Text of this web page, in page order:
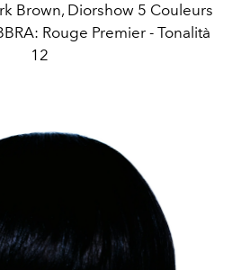
Brown, Diorshow 5 Couleurs
Rouge Premier - Tonalità
12